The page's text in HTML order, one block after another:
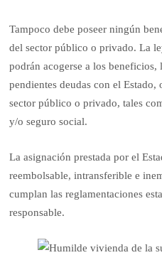
Tampoco debe poseer ningún
del sector público o privado. La
podrán aco­gerse a los beneficios,
pendientes deudas con el
sector público o privado, tales
y/o seguro social.
La asignación prestada por el
reembolsable, intrans­ferible e
cumplan las reglamentaciones
responsable.